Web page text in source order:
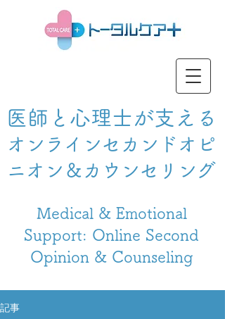
医師と心理士が支える
オンラインセカンドオピ
ニオン＆カウンセリング
Medical & Emotional
Support: Online Second
Opinion & Counseling
記事